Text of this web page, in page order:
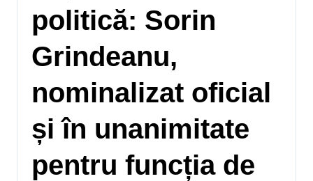
politică: Sorin
Grindeanu,
nominalizat oficial
și în unanimitate
pentru funcția de